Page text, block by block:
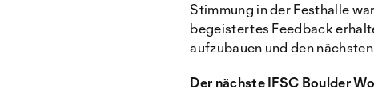
Stimmung in der Festhalle
begeistertes Feedback
aufzubauen und den
Der nächste IFSC Boulder